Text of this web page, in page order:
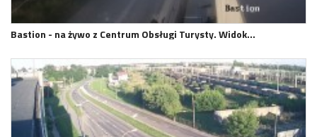
Bastion - na żywo z Centrum Obsługi Turysty. Widok…